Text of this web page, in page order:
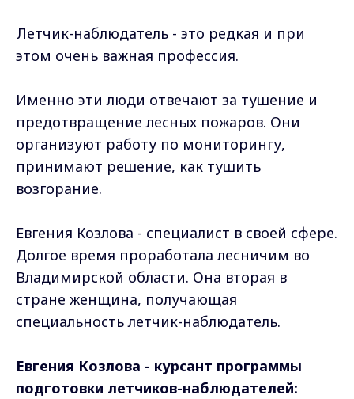
Летчик-наблюдатель - это редкая и при
этом очень важная профессия.
Именно эти люди отвечают за тушение и
предотвращение лесных пожаров. Они
организуют работу по мониторингу,
принимают решение, как тушить
возгорание.
Евгения Козлова - специалист в своей сфере.
Долгое время проработала лесничим во
Владимирской области. Она вторая в
стране женщина, получающая
специальность летчик-наблюдатель.
Евгения Козлова - курсант программы
подготовки летчиков-наблюдателей: